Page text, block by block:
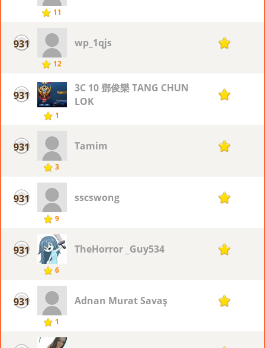
11
931
12
wp_1qjs 1
931
1
3C 10 鄧俊樂 TANG CHUN
LOK
1
931
3
Tamim 1
931
9
sscswong 1
931
6
TheHorror _Guy534 1
931
1
Adnan Murat Savaş 1